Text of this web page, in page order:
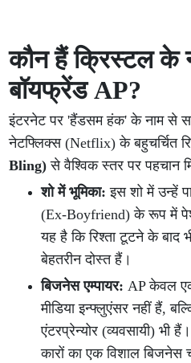
कौन हैं क्रिस्टल के
बॉयफ्रेंड AP?
इंटरनेट पर 'हैंडसम हंक' के नाम से
नेटफ्लिक्स (Netflix) के बहुचर्चित
Bling) से वैश्विक स्तर पर पहचान
शो में भूमिका: इस शो में उन्हें
(Ex-Boyfriend) के रूप में
यह है कि रिश्ता टूटने के बाद
बेहतरीन दोस्त हैं।
बिजनेस एम्पायर: AP केवल
मीडिया इन्फ्लुएंसर नहीं हैं,
एंटरप्रेन्योर (व्यवसायी) भी
कारों का एक विशाल बिजनेस